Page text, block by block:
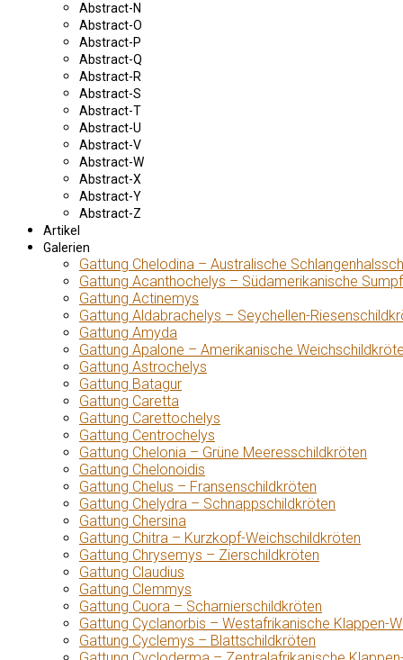
Abstract-N
Abstract-O
Abstract-P
Abstract-Q
Abstract-R
Abstract-S
Abstract-T
Abstract-U
Abstract-V
Abstract-W
Abstract-X
Abstract-Y
Abstract-Z
Artikel
Galerien
Gattung Chelodina – Australische
Gattung Acanthochelys – Südamerikanische
Gattung Actinemys
Gattung Aldabrachelys – Seychellen-
Gattung Amyda
Gattung Apalone – Amerikanische
Gattung Astrochelys
Gattung Batagur
Gattung Caretta
Gattung Carettochelys
Gattung Centrochelys
Gattung Chelonia – Grüne Meeresschildkröten
Gattung Chelonoidis
Gattung Chelus – Fransenschildkröten
Gattung Chelydra – Schnappschildkröten
Gattung Chersina
Gattung Chitra – Kurzkopf-Weichschildkröten
Gattung Chrysemys – Zierschildkröten
Gattung Claudius
Gattung Clemmys
Gattung Cuora – Scharnierschildkröten
Gattung Cyclanorbis – Westafrikanische Klappen-
Gattung Cyclemys – Blattschildkröten